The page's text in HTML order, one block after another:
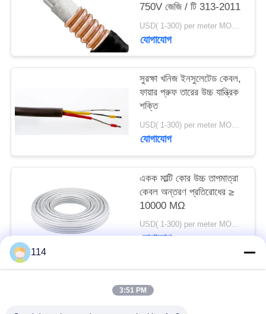
গোপনীয়তা
750V জেজি / টি 313-2011
USD( 1-300) per meter MOQ:1000m
যোগাযোগ
সুরক্ষা খনিজ ইনসুলেটেড কেবল,
ফায়ার প্রুফ তারের উচ্চ যান্ত্রিক
শক্তি
USD( 1-300) per meter MOQ:1000m
যোগাযোগ
একক মাল্টি কোর উচ্চ তাপমাত্রা
কেবল অন্তরণ প্রতিরোধের ≥
10000 MΩ
USD( 1-300) per meter MOQ:1000m
যোগাযোগ
114
3:51 PM